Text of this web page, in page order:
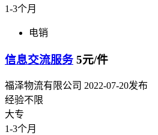
1-3个月
电销
信息交流服务 5元/件
福泽物流有限公司 2022-07-20发布
经验不限
大专
1-3个月